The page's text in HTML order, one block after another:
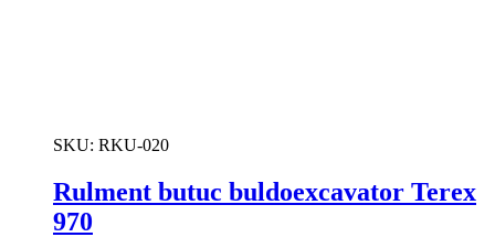
SKU: RKU-020
Rulment butuc buldoexcavator Terex
970